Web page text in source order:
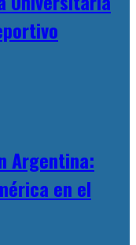
Argentina:
en el